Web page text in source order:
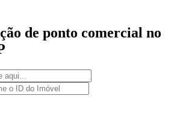
de ponto comercial no